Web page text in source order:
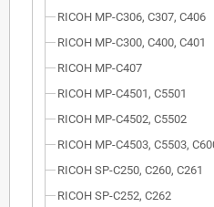
RICOH MP-C306, C307, C406
RICOH MP-C300, C400, C401
RICOH MP-C407
RICOH MP-C4501, C5501
RICOH MP-C4502, C5502
RICOH MP-C4503, C5503,
RICOH SP-C250, C260, C261
RICOH SP-C252, C262